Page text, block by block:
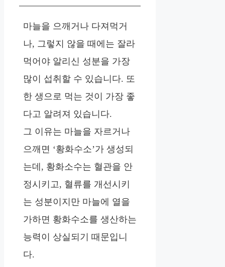
마늘을 으깨거나 다져먹거
나, 그렇지 않을 때에는 잘라
먹어야 알리신 성분을 가장
많이 섭취할 수 있습니다. 또
한 생으로 먹는 것이 가장 좋
다고 알려져 있습니다.
그 이유는 마늘을 자르거나
으깨면 ‘황화수소’가 생성되
는데, 황화소수는 혈관을 안
정시키고, 혈류를 개선시키
는 성분이지만 마늘에 열을
가하면 황화수소를 생산하는
능력이 상실되기 때문입니
다.